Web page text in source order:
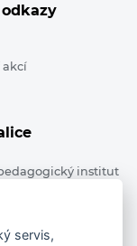
akcí
institut
servis,